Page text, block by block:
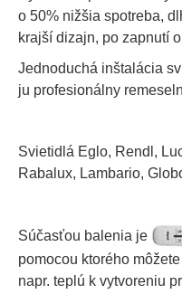
o 50% nižšia spotreba,
krajší dizajn, po zapnutí
Jednoduchá inštalácia
ju profesionálny
Svietidlá Eglo, Rendl,
Rabalux, Lambario,
Súčasťou balenia je
pomocou ktorého
napr. teplú k vytvoreniu